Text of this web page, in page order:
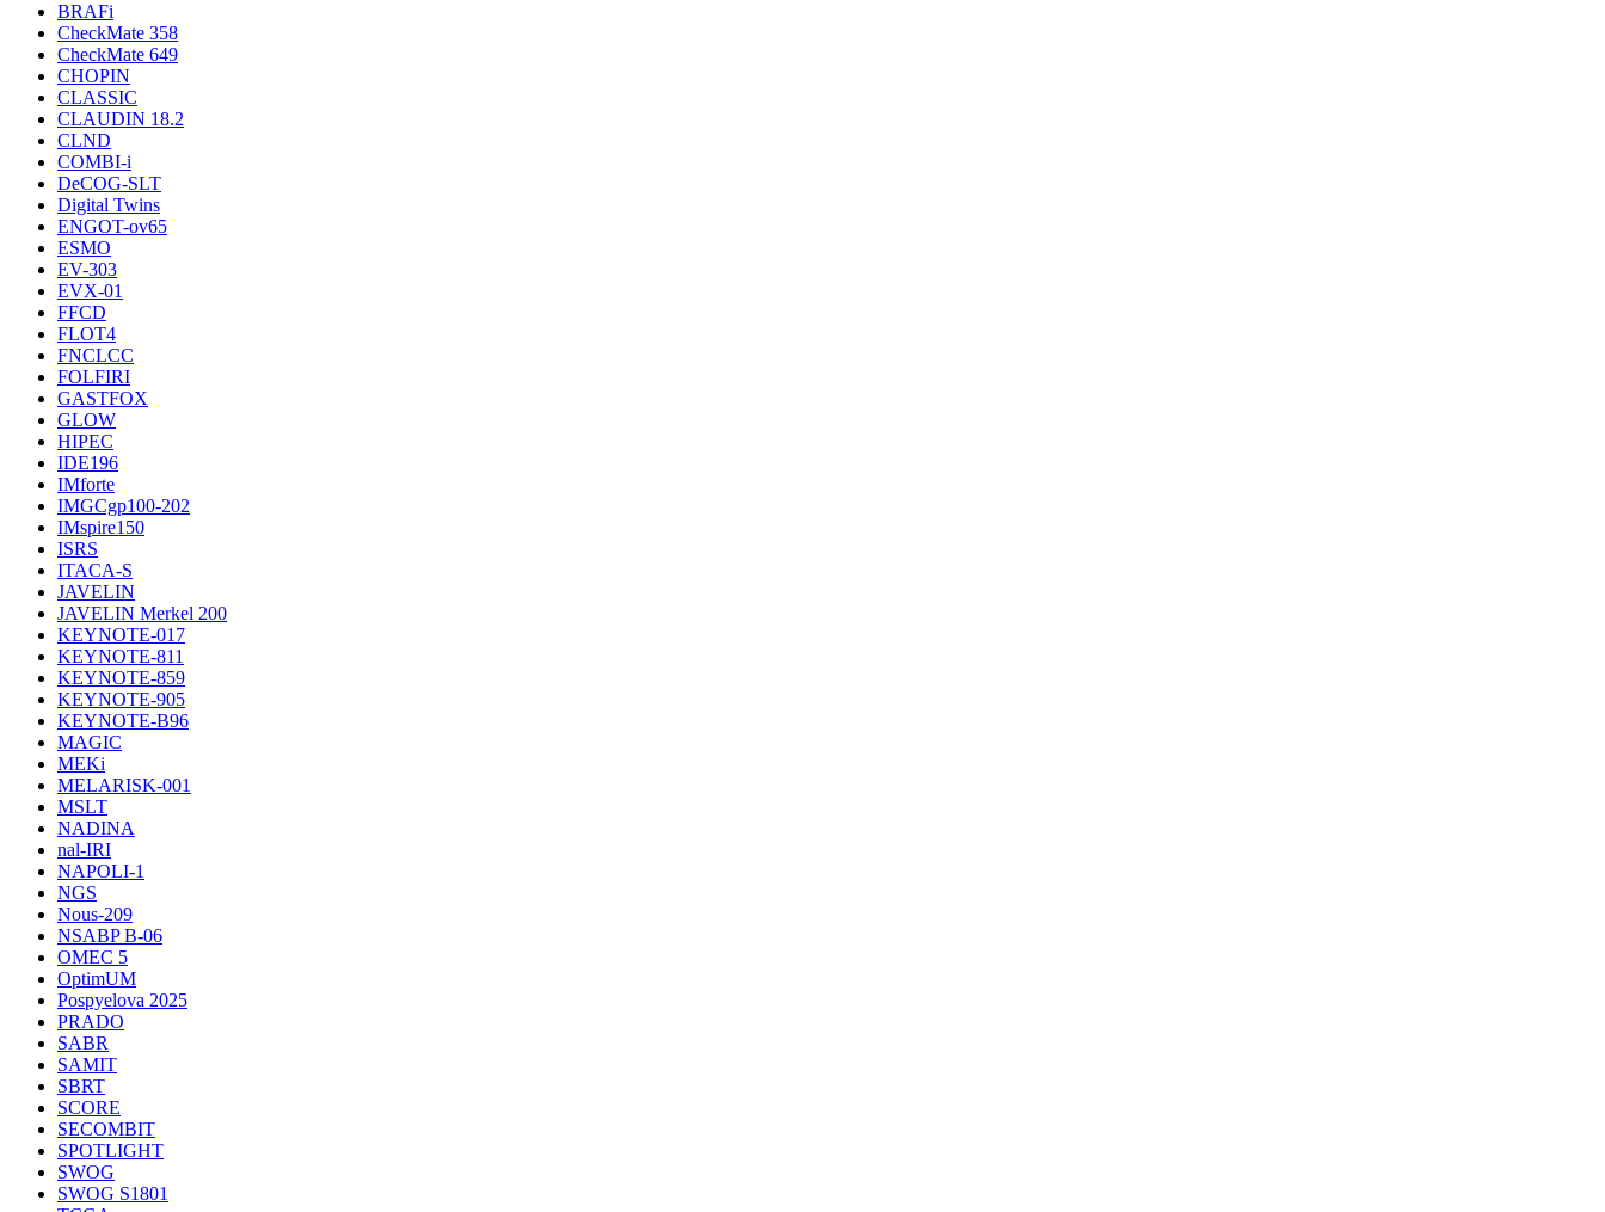
BRAFi
CheckMate 358
CheckMate 649
CHOPIN
CLASSIС
CLAUDIN 18.2
CLND
COMBI-i
DeCOG-SLT
Digital Twins
ENGOT-ov65
ESMO
EV-303
EVX-01
FFCD
FLOT4
FNCLCC
FOLFIRI
GASTFOX
GLOW
HIPEC
IDE196
IMforte
IMGCgp100-202
IMspire150
ISRS
ITACA-S
JAVELIN
JAVELIN Merkel 200
KEYNOTE-017
KEYNOTE-811
KEYNOTE-859
KEYNOTE-905
KEYNOTE-B96
MAGIC
MEKi
MELARISK-001
MSLT
NADINA
nal-IRI
NAPOLI-1
NGS
Nous-209
NSABP B-06
OMEC 5
OptimUM
Pospyelova 2025
PRADO
SABR
SAMIT
SBRT
SCORE
SECOMBIT
SPOTLIGHT
SWOG
SWOG S1801